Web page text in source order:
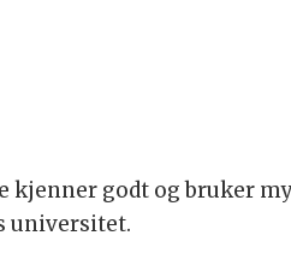
kjenner godt og bruker
universitet.